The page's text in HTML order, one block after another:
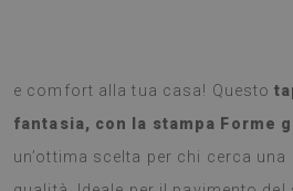
e comfort alla tua casa! Questo
fantasia, con la stampa Forme
un’ottima scelta per chi cerca